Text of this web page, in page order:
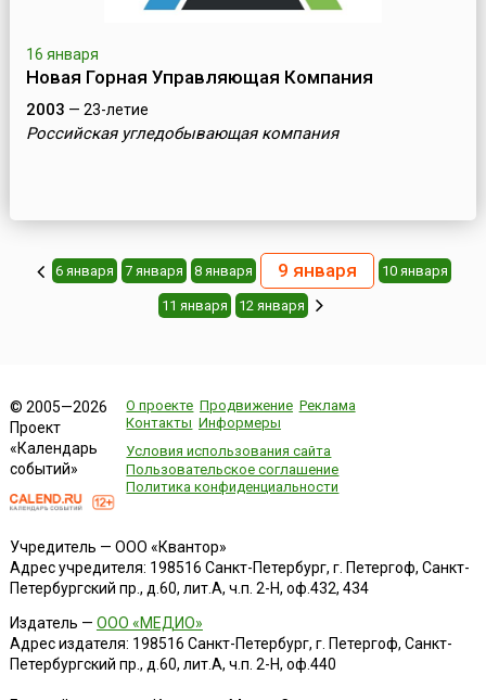
16 января
Новая Горная Управляющая Компания
2003 — 23-летие
Российская угледобывающая компания
6 января 7 января 8 января 9 января 10 января
11 января 12 января
© 2005—2026
Проект
«Календарь
событий»
О проекте Продвижение Реклама
Контакты Информеры
Условия использования сайта
Пользовательское соглашение
Политика конфиденциальности
Учредитель — ООО «Квантор»
Адрес учредителя: 198516 Санкт-Петербург, г. Петергоф, Санкт-
Петербургский пр., д.60, лит.А, ч.п. 2-Н, оф.432, 434
Издатель — ООО «МЕДИО»
Адрес издателя: 198516 Санкт-Петербург, г. Петергоф, Санкт-
Петербургский пр., д.60, лит.А, ч.п. 2-Н, оф.440